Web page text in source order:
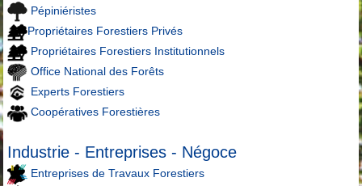
Pépiniéristes
Propriétaires Forestiers Privés
Propriétaires Forestiers Institutionnels
Office National des Forêts
Experts Forestiers
Coopératives Forestières
Industrie - Entreprises - Négoce
Entreprises de Travaux Forestiers